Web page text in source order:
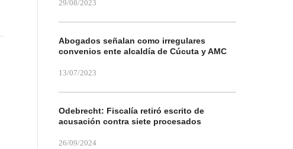
29/08/2023
Abogados señalan como irregulares
convenios ente alcaldía de Cúcuta y AMC
13/07/2023
Odebrecht: Fiscalía retiró escrito de
acusación contra siete procesados
26/09/2024